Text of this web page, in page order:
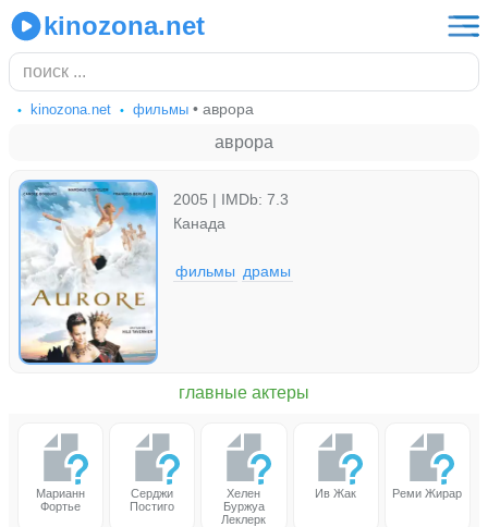
kinozona.net
kinozona.net фильмы • аврора
аврора
2005 | IMDb: 7.3
Канада
фильмы драмы
главные актеры
Марианн
Фортье
Серджи
Постиго
Хелен
Буржуа
Леклерк
Ив Жак Реми Жирар